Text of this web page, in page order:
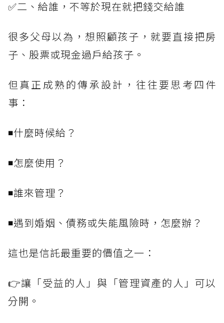
✅二、給誰，不等於現在就把錢交給誰
很多父母以為，想照顧孩子，就要直接把房
子、股票或現金過戶給孩子。
但真正成熟的傳承設計，往往要思考四件
事：
◾什麼時候給？
◾怎麼使用？
◾誰來管理？
◾遇到婚姻、債務或失能風險時，怎麼辦？
這也是信託最重要的價值之一：
👉讓「受益的人」與「管理資產的人」可以
分開。